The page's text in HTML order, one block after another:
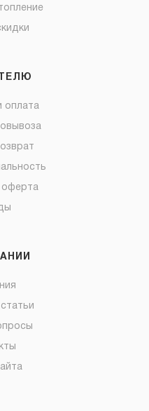
оплата
оферта